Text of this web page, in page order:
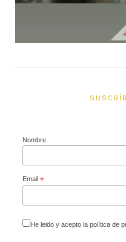
Nombre
Email *
He leido y acepto la política de